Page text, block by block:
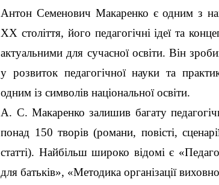
Антон Семенович Макаренко є одним з
XX століття, його педагогічні ідеї та
актуальними для сучасної освіти. Він
у розвиток педагогічної науки та
одним із символів національної освіти.
А. С. Макаренко залишив багату
понад 150 творів (романи, повісті,
статті). Найбільш широко відомі є
для батьків», «Методика організації